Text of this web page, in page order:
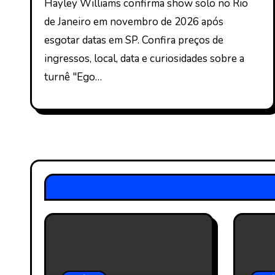
Hayley Williams confirma show solo no Rio
de Janeiro em novembro de 2026 após
esgotar datas em SP. Confira preços de
ingressos, local, data e curiosidades sobre a
turnê "Ego…